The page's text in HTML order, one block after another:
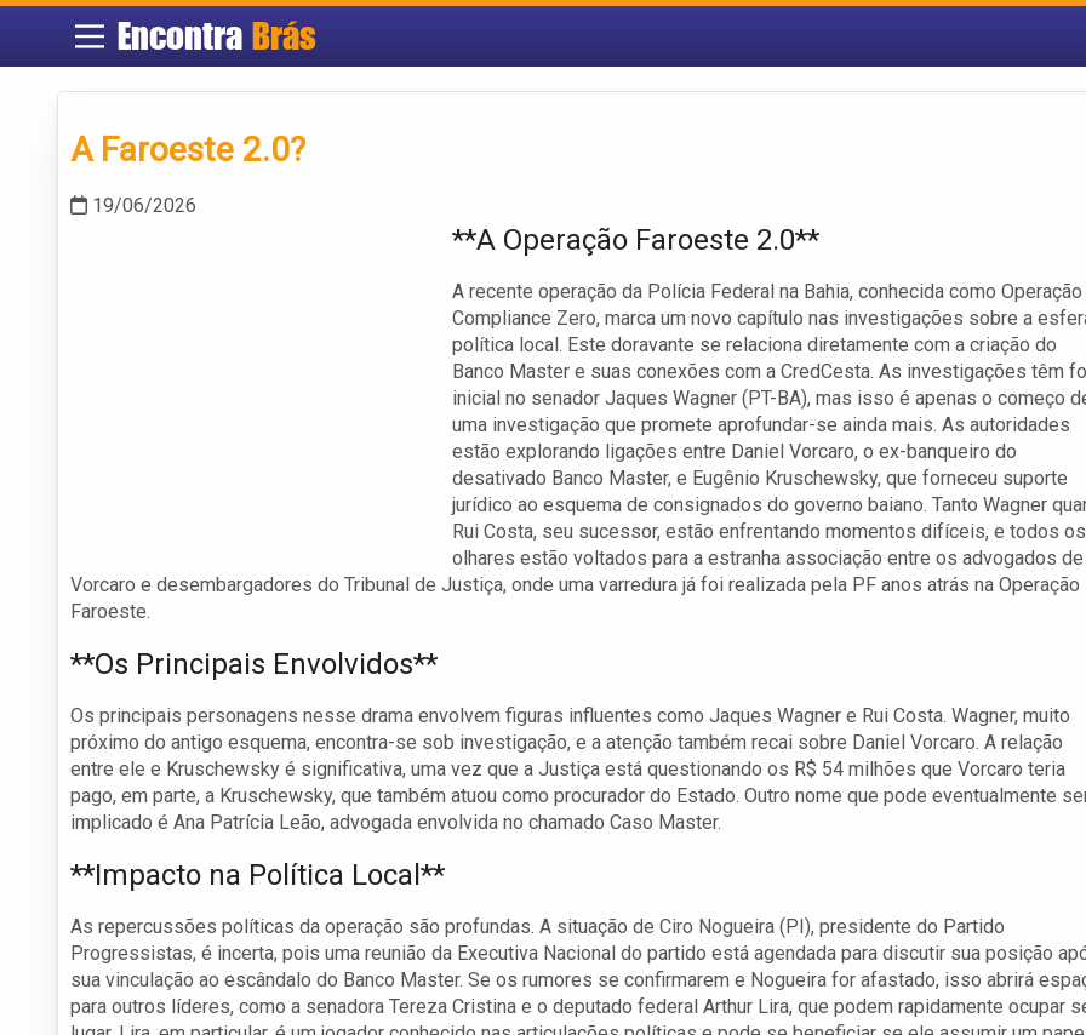
EncontraBrás
A Faroeste 2.0?
19/06/2026
**A Operação Faroeste 2.0**
A recente operação da Polícia Federal na Bahia, conhecida como Operação
Compliance Zero, marca um novo capítulo nas investigações sobre a
política local. Este doravante se relaciona diretamente com a criação do
Banco Master e suas conexões com a CredCesta. As investigações têm
inicial no senador Jaques Wagner (PT-BA), mas isso é apenas o começo
uma investigação que promete aprofundar-se ainda mais. As autoridades
estão explorando ligações entre Daniel Vorcaro, o ex-banqueiro do
desativado Banco Master, e Eugênio Kruschewsky, que forneceu suporte
jurídico ao esquema de consignados do governo baiano. Tanto Wagner
Rui Costa, seu sucessor, estão enfrentando momentos difíceis, e todos os
olhares estão voltados para a estranha associação entre os advogados de
Vorcaro e desembargadores do Tribunal de Justiça, onde uma varredura já foi realizada pela PF anos atrás na Operação
Faroeste.
**Os Principais Envolvidos**
Os principais personagens nesse drama envolvem figuras influentes como Jaques Wagner e Rui Costa. Wagner, muito
próximo do antigo esquema, encontra-se sob investigação, e a atenção também recai sobre Daniel Vorcaro. A relação
entre ele e Kruschewsky é significativa, uma vez que a Justiça está questionando os R$ 54 milhões que Vorcaro teria
pago, em parte, a Kruschewsky, que também atuou como procurador do Estado. Outro nome que pode eventualmente
implicado é Ana Patrícia Leão, advogada envolvida no chamado Caso Master.
**Impacto na Política Local**
As repercussões políticas da operação são profundas. A situação de Ciro Nogueira (PI), presidente do Partido
Progressistas, é incerta, pois uma reunião da Executiva Nacional do partido está agendada para discutir sua posição
sua vinculação ao escândalo do Banco Master. Se os rumores se confirmarem e Nogueira for afastado, isso abrirá
para outros líderes, como a senadora Tereza Cristina e o deputado federal Arthur Lira, que podem rapidamente ocupar